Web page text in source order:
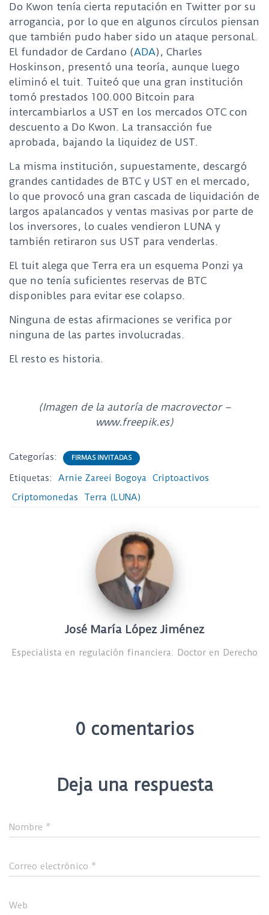
Do Kwon tenía cierta reputación en Twitter por su
arrogancia, por lo que en algunos círculos piensan
que también pudo haber sido un ataque personal.
El fundador de Cardano (ADA), Charles
Hoskinson, presentó una teoría, aunque luego
eliminó el tuit. Tuiteó que una gran institución
tomó prestados 100.000 Bitcoin para
intercambiarlos a UST en los mercados OTC con
descuento a Do Kwon. La transacción fue
aprobada, bajando la liquidez de UST.
La misma institución, supuestamente, descargó
grandes cantidades de BTC y UST en el mercado,
lo que provocó una gran cascada de liquidación de
largos apalancados y ventas masivas por parte de
los inversores, lo cuales vendieron LUNA y
también retiraron sus UST para venderlas.
El tuit alega que Terra era un esquema Ponzi ya
que no tenía suficientes reservas de BTC
disponibles para evitar ese colapso.
Ninguna de estas afirmaciones se verifica por
ninguna de las partes involucradas.
El resto es historia.
(Imagen de la autoría de macrovector –
www.freepik.es)
Categorías: FIRMAS INVITADAS
Etiquetas: Arnie Zareei Bogoya
Criptoactivos
Criptomonedas
Terra (LUNA)
José María López Jiménez
Especialista en regulación financiera. Doctor en Derecho
0 comentarios
Deja una respuesta
Nombre *
Correo electrónico *
Web